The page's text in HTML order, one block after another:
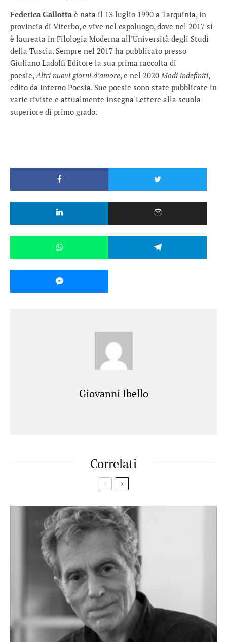
Federica Gallotta è nata il 13 luglio 1990 a Tarquinia, in
provincia di Viterbo, e vive nel capoluogo, dove nel 2017 si
è laureata in Filologia Moderna all’Università degli Studi
della Tuscia. Sempre nel 2017 ha pubblicato presso
Giuliano Ladolfi Editore la sua prima raccolta di
poesie, Altri nuovi giorni d’amore, e nel 2020 Modi indefiniti,
edito da Interno Poesia. Sue poesie sono state pubblicate in
varie riviste e attualmente insegna Lettere alla scuola
superiore di primo grado.
Giovanni Ibello
Correlati